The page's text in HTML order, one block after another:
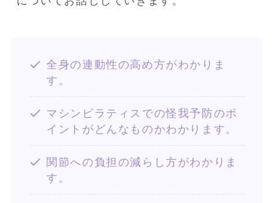
全身の連動性の高め方がわかりま
す。
マシンピラティスでの怪我予防のポ
イントがどんなものかわかります。
関節への負担の減らし方がわかりま
す。